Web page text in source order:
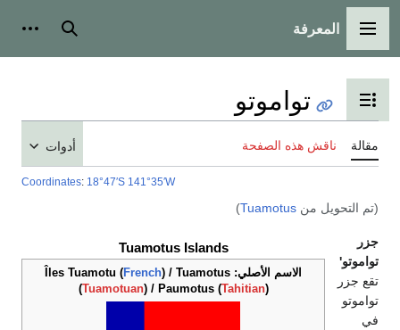
القائمة الرئيسية
المعرفة بحث
تبديل عرض جدول المحتويات
تواموتو
مقالة ناقش هذه الصفحة أدوات
Coordinates: 18°47′S 141°35′W
(تم التحويل من Tuamotus
)
Tuamotus Islands
الاسم الأصلي: Îles Tuamotu (French) / Tuamotus
(Tuamotuan) / Paumotus (Tahitian)
جزر
تواموتو'
تقع جزر
تواموتو
في